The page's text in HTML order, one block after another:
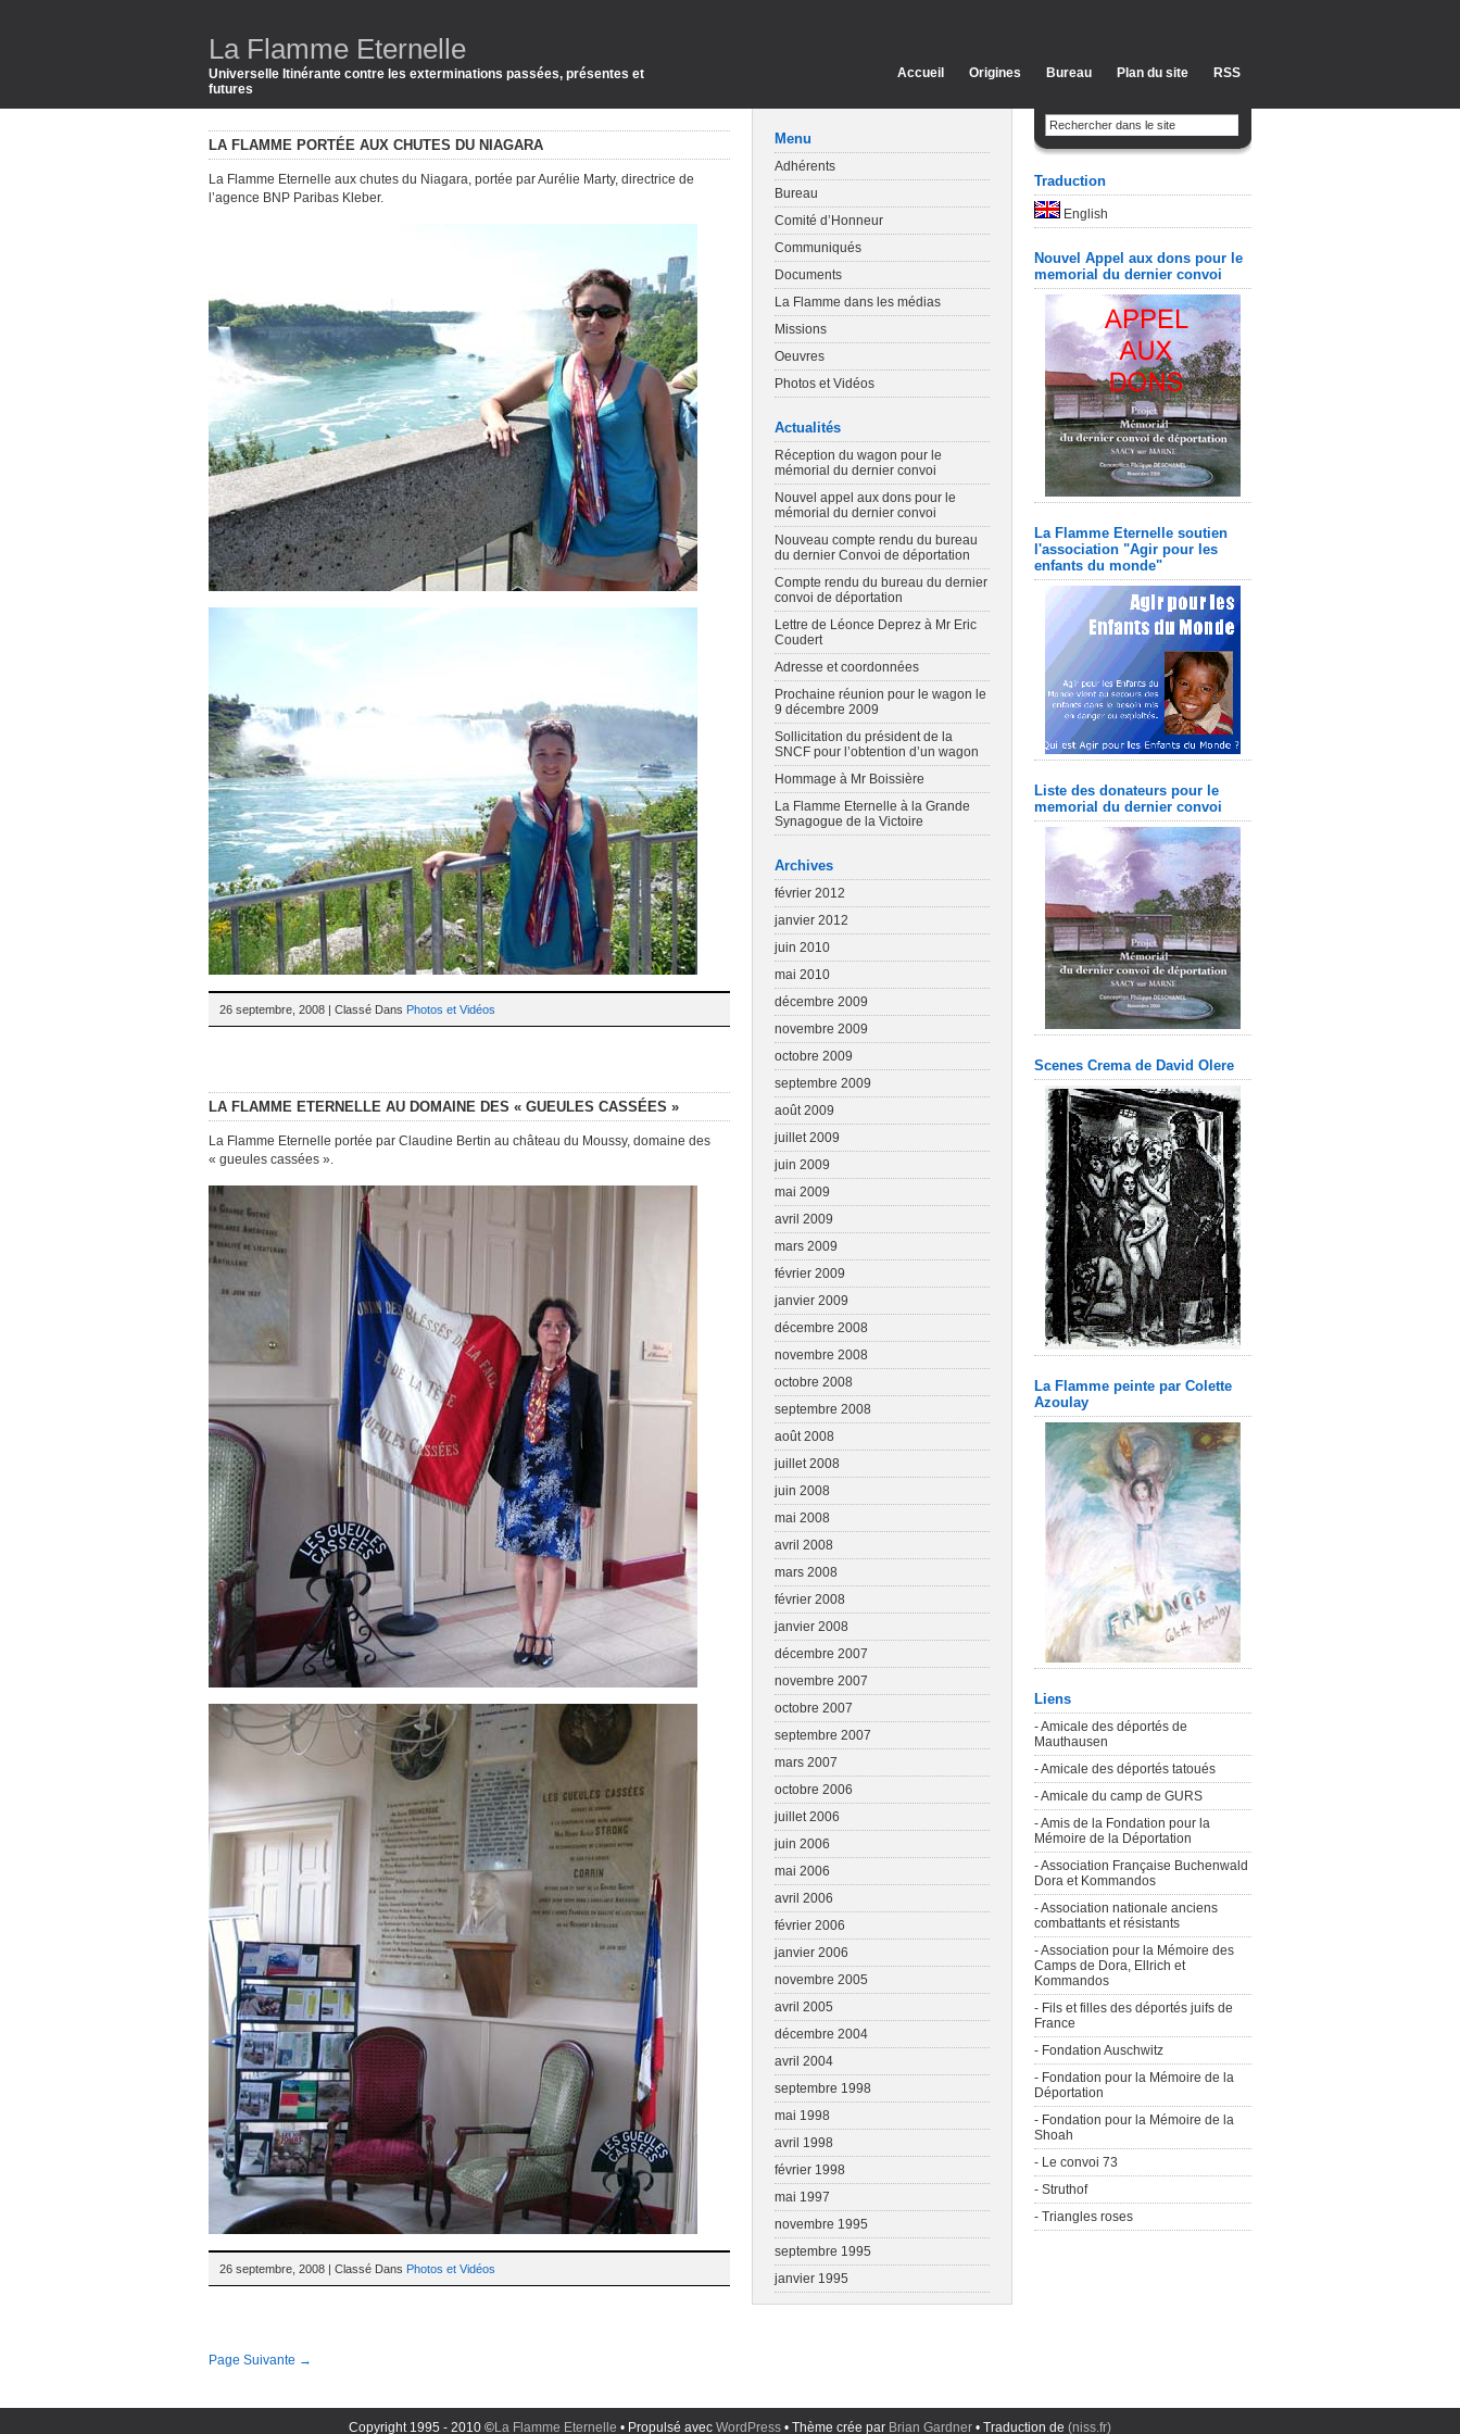
La Flamme Eternelle
Universelle Itinérante contre les exterminations passées, présentes et
futures
Accueil Origines Bureau Plan du site RSS
LA FLAMME PORTÉE AUX CHUTES DU NIAGARA
La Flamme Eternelle aux chutes du Niagara, portée par Aurélie Marty, directrice de
l’agence BNP Paribas Kleber.
26 septembre, 2008 | Classé Dans Photos et Vidéos
LA FLAMME ETERNELLE AU DOMAINE DES « GUEULES CASSÉES »
La Flamme Eternelle portée par Claudine Bertin au château du Moussy, domaine des
« gueules cassées ».
26 septembre, 2008 | Classé Dans Photos et Vidéos
Page Suivante →
Menu
Adhérents
Bureau
Comité d’Honneur
Communiqués
Documents
La Flamme dans les médias
Missions
Oeuvres
Photos et Vidéos
Actualités
Réception du wagon pour le
mémorial du dernier convoi
Nouvel appel aux dons pour le
mémorial du dernier convoi
Nouveau compte rendu du bureau
du dernier Convoi de déportation
Compte rendu du bureau du dernier
convoi de déportation
Lettre de Léonce Deprez à Mr Eric
Coudert
Adresse et coordonnées
Prochaine réunion pour le wagon le
9 décembre 2009
Sollicitation du président de la
SNCF pour l’obtention d’un wagon
Hommage à Mr Boissière
La Flamme Eternelle à la Grande
Synagogue de la Victoire
Archives
février 2012
janvier 2012
juin 2010
mai 2010
décembre 2009
novembre 2009
octobre 2009
septembre 2009
août 2009
juillet 2009
juin 2009
mai 2009
avril 2009
mars 2009
février 2009
janvier 2009
décembre 2008
novembre 2008
octobre 2008
septembre 2008
août 2008
juillet 2008
juin 2008
mai 2008
avril 2008
mars 2008
février 2008
janvier 2008
décembre 2007
novembre 2007
octobre 2007
septembre 2007
mars 2007
octobre 2006
juillet 2006
juin 2006
mai 2006
avril 2006
février 2006
janvier 2006
novembre 2005
avril 2005
décembre 2004
avril 2004
septembre 1998
mai 1998
avril 1998
février 1998
mai 1997
novembre 1995
septembre 1995
janvier 1995
Traduction
English
Nouvel Appel aux dons pour le
memorial du dernier convoi
La Flamme Eternelle soutien
l'association "Agir pour les
enfants du monde"
Liste des donateurs pour le
memorial du dernier convoi
Scenes Crema de David Olere
La Flamme peinte par Colette
Azoulay
Liens
- Amicale des déportés de
Mauthausen
- Amicale des déportés tatoués
- Amicale du camp de GURS
- Amis de la Fondation pour la
Mémoire de la Déportation
- Association Française Buchenwald
Dora et Kommandos
- Association nationale anciens
combattants et résistants
- Association pour la Mémoire des
Camps de Dora, Ellrich et
Kommandos
- Fils et filles des déportés juifs de
France
- Fondation Auschwitz
- Fondation pour la Mémoire de la
Déportation
- Fondation pour la Mémoire de la
Shoah
- Le convoi 73
- Struthof
- Triangles roses
Copyright 1995 - 2010 ©La Flamme Eternelle • Propulsé avec WordPress • Thème crée par Brian Gardner • Traduction de (niss.fr)